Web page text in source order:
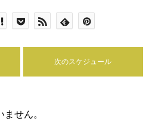
次のスケジュール
せん。